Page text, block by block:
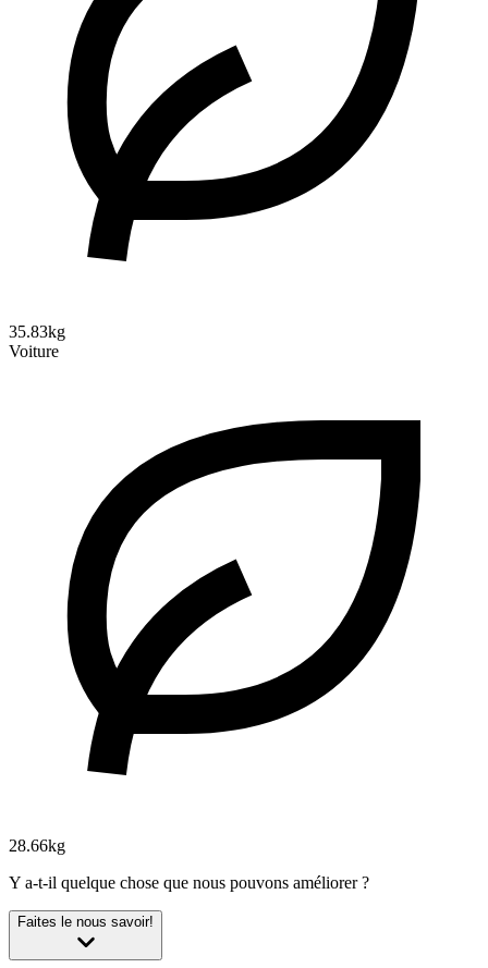
35.83kg
Voiture
28.66kg
Y a-t-il quelque chose que nous pouvons améliorer ?
Faites le nous savoir!